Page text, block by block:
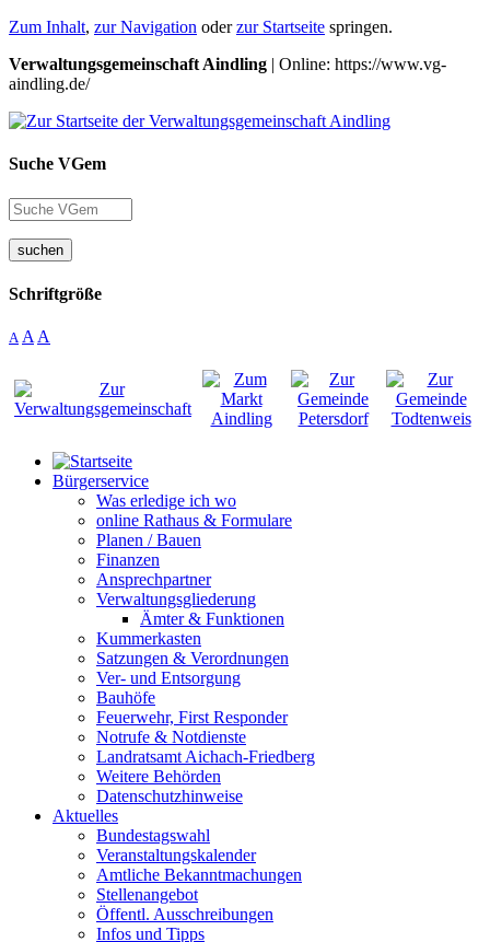
Zum Inhalt, zur Navigation oderzur Startseite springen.
Verwaltungsgemeinschaft Aindling | Online: https://www.vg-
aindling.de/
Suche VGem
suchen
Schriftgröße
A A A
Bürgerservice
Was erledige ich wo
online Rathaus & Formulare
Planen / Bauen
Finanzen
Ansprechpartner
Verwaltungsgliederung
Ämter & Funktionen
Kummerkasten
Satzungen & Verordnungen
Ver- und Entsorgung
Bauhöfe
Feuerwehr, First Responder
Notrufe & Notdienste
Landratsamt Aichach-Friedberg
Weitere Behörden
Datenschutzhinweise
Aktuelles
Bundestagswahl
Veranstaltungskalender
Amtliche Bekanntmachungen
Stellenangebot
Öffentl. Ausschreibungen
Infos und Tipps